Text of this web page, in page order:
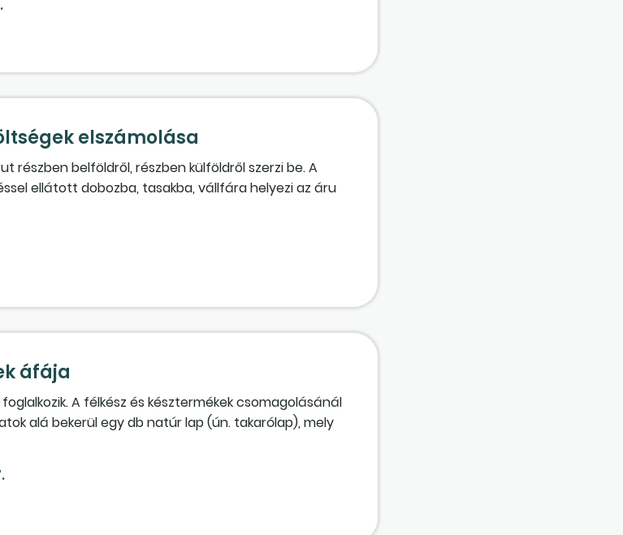
elszámolása
részben belföldről, részben külföldről szerzi be. A
ellátott dobozba, tasakba, vállfára helyezi az áru
útmutató címkét ragaszt a
áfája
A félkész és késztermékek csomagolásánál
alá bekerül egy db natúr lap (ún. takarólap), mely
azt külön a vevőknek nem számítjuk fel. Az árak
gondoljuk-e, hogy a